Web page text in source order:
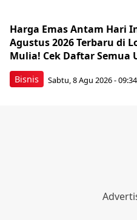
Bisnis
Harga Emas Antam Hari
Agustus 2026 Terbaru di
Mulia! Cek Daftar Semua
Sabtu, 8 Agu 2026 - 09:34